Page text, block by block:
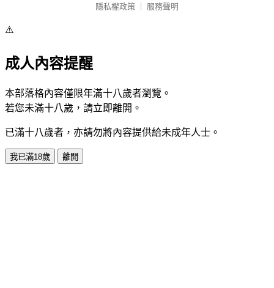
隱私權政策
服務聲明
⚠️
成人內容提醒
本部落格內容僅限年滿十八歲者瀏覽。
若您未滿十八歲，請立即離開。
已滿十八歲者，亦請勿將內容提供給未成年人士。
我已滿18歲 離開